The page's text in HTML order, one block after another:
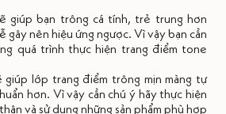
giúp bạn trông cá tính, trẻ trung hơn
gây nên hiệu ứng ngược. Vì vậy bạn cần
quá trình thực hiện trang điểm tone
giúp lớp trang điểm trông mịn màng tự
hơn. Vì vậy cần chú ý hãy thực hiện
và sử dụng những sản phẩm phù hợp